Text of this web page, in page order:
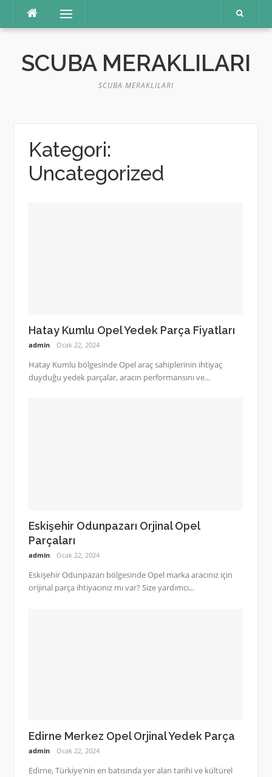
Menü
SCUBA MERAKLILARI
SCUBA MERAKLILARI
Kategori:
Uncategorized
Hatay Kumlu Opel Yedek Parça Fiyatları
admin Ocak 22, 2024
Hatay Kumlu bölgesinde Opel araç sahiplerinin ihtiyaç
duyduğu yedek parçalar, aracın performansını ve...
Eskişehir Odunpazarı Orjinal Opel
Parçaları
admin Ocak 22, 2024
Eskişehir Odunpazarı bölgesinde Opel marka aracınız için
orijinal parça ihtiyacınız mı var? Size yardımcı...
Edirne Merkez Opel Orjinal Yedek Parça
admin Ocak 22, 2024
Edirne, Türkiye'nin en batısında yer alan tarihi ve kültürel